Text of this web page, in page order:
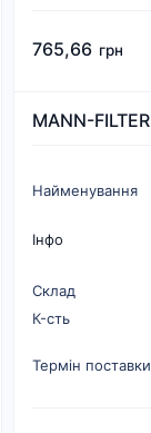
765,66 грн
MANN-FILTER
Найменування
Інфо
Склад
К-cть
Термін поставки